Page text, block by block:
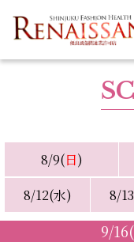
8/9(日)
8/12(水)
8/
9/